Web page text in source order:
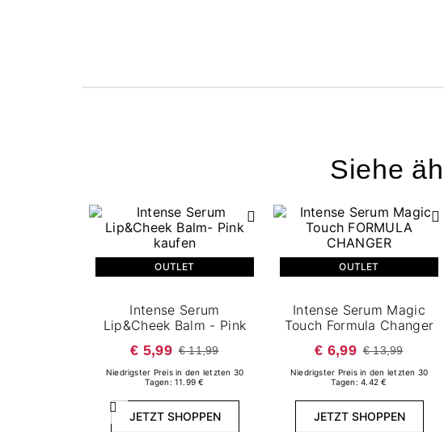
Siehe
Zurück
OUTLET
Intense Serum
Lip&Cheek Balm - Pink
€ 5,99 € 11,99
Niedrigster Preis in den letzten 30
Tagen: 11.99 €
JETZT SHOPPEN
OUTLET
Intense Serum Magic
Touch Formula Changer
€ 6,99 € 13,99
Niedrigster Preis in den letzten 30
Tagen: 4.42 €
JETZT SHOPPEN